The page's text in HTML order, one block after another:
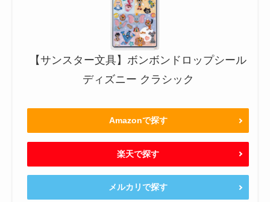
【サンスター文具】ボンボンドロップシール
ディズニー クラシック
Amazonで探す
楽天で探す
メルカリで探す